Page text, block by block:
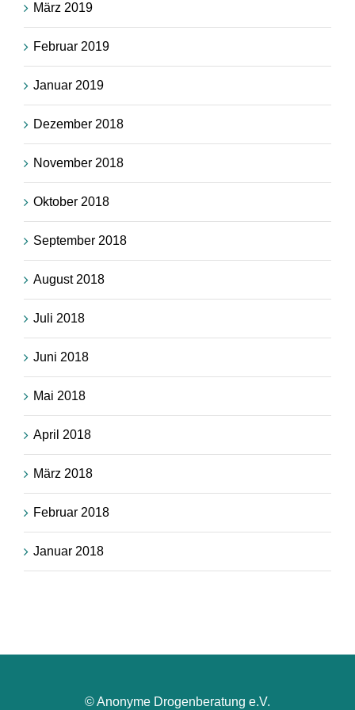
März 2019
Februar 2019
Januar 2019
Dezember 2018
November 2018
Oktober 2018
September 2018
August 2018
Juli 2018
Juni 2018
Mai 2018
April 2018
März 2018
Februar 2018
Januar 2018
© Anonyme Drogenberatung e.V.